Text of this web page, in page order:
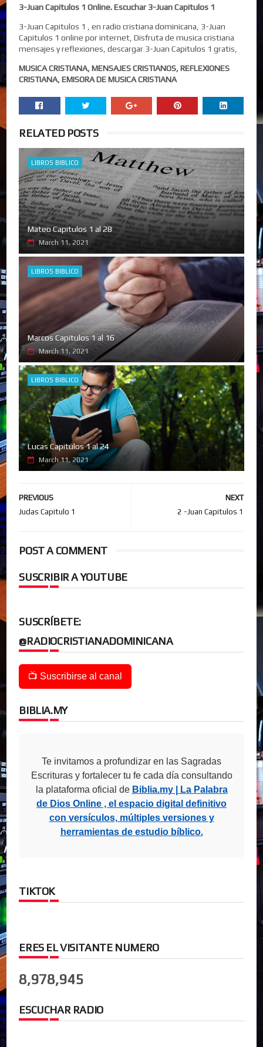
3-Juan Capitulos 1 Online. Escuchar 3-Juan Capitulos 1
3-Juan Capitulos 1 , en radio cristiana dominicana, 3-Juan
Capitulos 1 online por internet, Disfruta de musica cristiana
mensajes y reflexiones, descargar 3-Juan Capitulos 1 gratis,
MUSICA CRISTIANA, MENSAJES CRISTIANOS, REFLEXIONES
CRISTIANA, EMISORA DE MUSICA CRISTIANA
RELATED POSTS
LIBROS BIBLICO
Mateo Capitulos 1 al 28
March 11, 2021
LIBROS BIBLICO
Marcos Capitulos 1 al 16
March 11, 2021
LIBROS BIBLICO
Lucas Capitulos 1 al 24
March 11, 2021
NEXT
2 -Juan Capitulos 1
PREVIOUS
Judas Capitulo 1
POST A COMMENT
SUSCRIBIR A YOUTUBE
SUSCRÍBETE:
@RADIOCRISTIANADOMINICANA
📺 Suscribirse al canal
BIBLIA.MY
Te invitamos a profundizar en las Sagradas
Escrituras y fortalecer tu fe cada día consultando
la plataforma oficial de Biblia.my | La Palabra
de Dios Online , el espacio digital definitivo
con versículos, múltiples versiones y
herramientas de estudio bíblico.
TIKTOK
ERES EL VISITANTE NUMERO
8,978,945
ESCUCHAR RADIO